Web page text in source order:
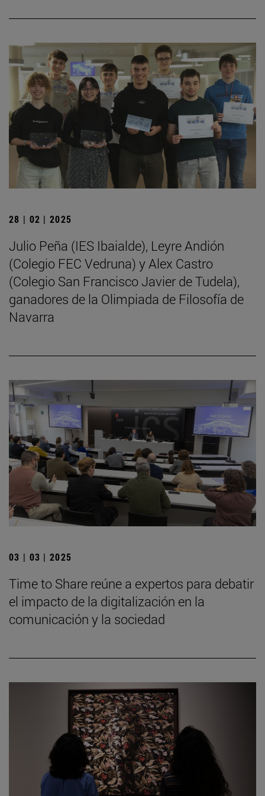
28 | 02 | 2025
Julio Peña (IES Ibaialde), Leyre Andión
(Colegio FEC Vedruna) y Alex Castro
(Colegio San Francisco Javier de Tudela),
ganadores de la Olimpiada de Filosofía de
Navarra
03 | 03 | 2025
Time to Share reúne a expertos para debatir
el impacto de la digitalización en la
comunicación y la sociedad